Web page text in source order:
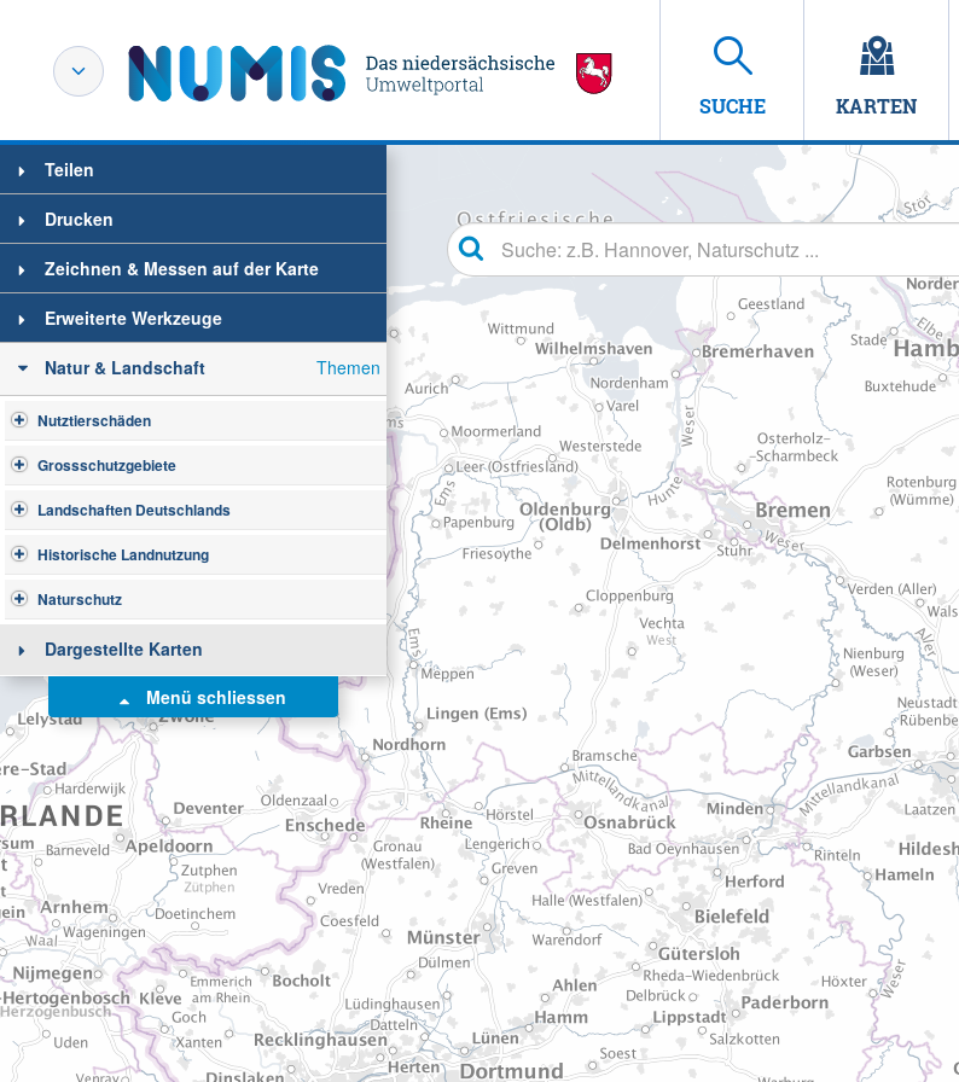
SUCHE KARTEN